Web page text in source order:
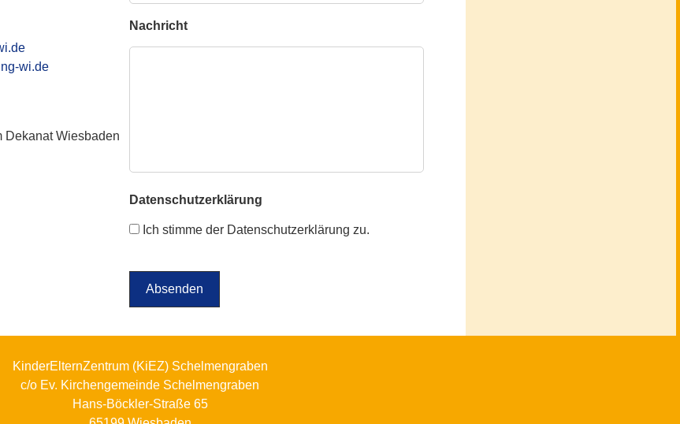
wi.de
Dekanat Wiesbaden
Nachricht
Datenschutzerklärung
Ich stimme der Datenschutzerklärung zu.
KinderElternZentrum (KiEZ) Schelmengraben
c/o Ev. Kirchengemeinde Schelmengraben
Hans-Böckler-Straße 65